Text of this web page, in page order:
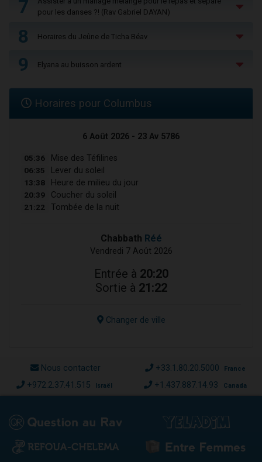
7
pour les danses ?! (Rav Gabriel DAYAN)
8 Horaires du Jeûne de Ticha Béav
9 Elyana au buisson ardent
Horaires pour Columbus
6 Août 2026 - 23 Av 5786
05:36 Mise des Téfilines
06:35 Lever du soleil
13:38 Heure de milieu du jour
20:39 Coucher du soleil
21:22 Tombée de la nuit
Chabbath Réé
Vendredi 7 Août 2026
Entrée à 20:20
Sortie à 21:22
Changer de ville
Nous contacter +33.1.80.20.5000 France
+972.2.37.41.515 Israël +1.437.887.14.93 Canada